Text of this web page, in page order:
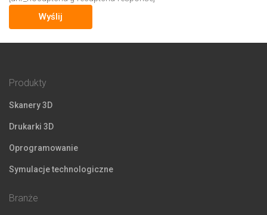
Produkty
Skanery 3D
Drukarki 3D
Oprogramowanie
Symulacje technologiczne
Branże